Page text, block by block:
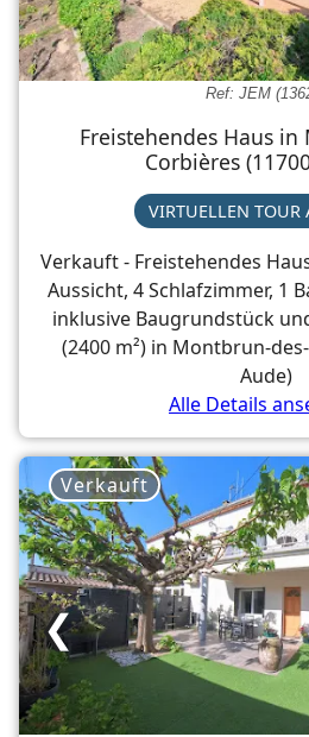
Ref: JEM
Freistehendes Haus
Corbières
VIRTUELLEN TOUR
Verkauft - Freistehendes
Aussicht, 4 Schlafzimmer, 1
inklusive Baugrundstück
(2400 m²) in Montbrun-
Aude)
Alle Details
❮
Verkauft